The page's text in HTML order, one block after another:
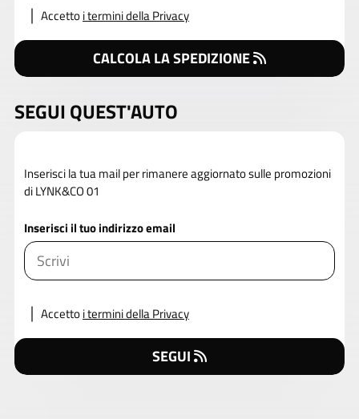
Accettoi termini della Privacy
CALCOLA LA SPEDIZIONE
SEGUI QUEST'AUTO
Inserisci la tua mail per rimanere aggiornato sulle promozioni
di LYNK&CO 01
Inserisci il tuo indirizzo email
Accettoi termini della Privacy
SEGUI